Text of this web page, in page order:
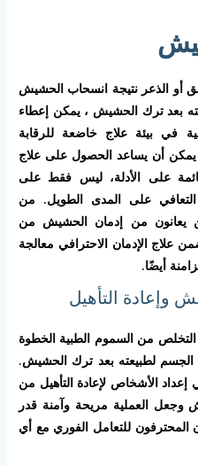
أو الذعر نتيجة انسحاب الحشيش
بعد ترك الحشيش ، يمكن إعطاء
في بيئة علاج خاضعة للرقابة
أن يساعد الحصول على علاج
على الأدلة، ليس فقط على
على المدى الطويل. من
يعانون من إدمان الحشيش من
علاج الإدمان الاحترافي معالجة
أيضًا.
التأهيل
التخلص من السموم الطبية الخطوة
الجسم لطبيعته بعد ترك الحشيش.
الأشخاص لإعادة التأهيل من
العملية مريحة وآمنة قدر
المحترفون للتعامل الفوري مع أي